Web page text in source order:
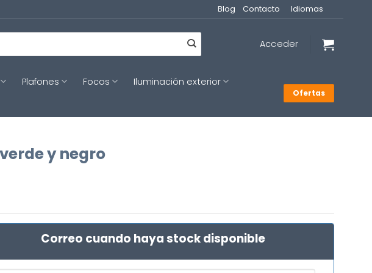
Blog Contacto Idiomas
Acceder
Plafones Focos
Iluminación exterior
Ofertas
y negro
Correo cuando haya stock disponible